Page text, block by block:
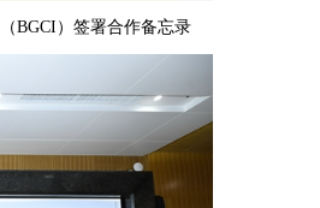
（BGCI）签署合作备忘录